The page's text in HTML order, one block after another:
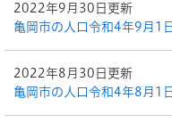
2022年9月30日更新
亀岡市の人口令和4年9月1
2022年8月30日更新
亀岡市の人口令和4年8月1